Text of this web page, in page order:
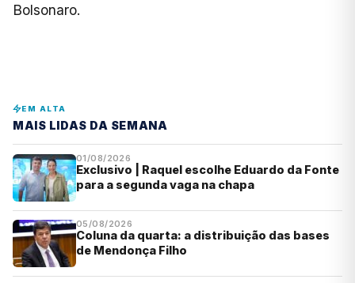
Bolsonaro.
EM ALTA
MAIS LIDAS DA SEMANA
01/08/2026
Exclusivo | Raquel escolhe Eduardo da Fonte
para a segunda vaga na chapa
05/08/2026
Coluna da quarta: a distribuição das bases
de Mendonça Filho